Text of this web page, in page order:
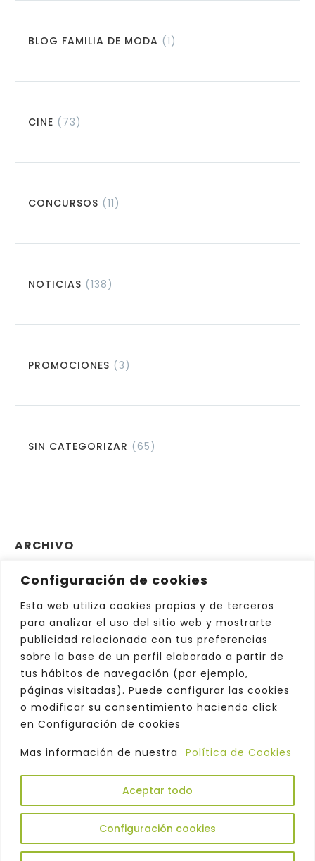
Configuración de cookies
Esta web utiliza cookies propias y de terceros
para analizar el uso del sitio web y mostrarte
publicidad relacionada con tus preferencias
sobre la base de un perfil elaborado a partir de
tus hábitos de navegación (por ejemplo,
páginas visitadas). Puede configurar las cookies
o modificar su consentimiento haciendo click
en Configuración de cookies
Mas información de nuestra
Política de Cookies
Configuración cookies
Aceptar todo
BLOG FAMILIA DE MODA (1)
CINE (73)
CONCURSOS (11)
NOTICIAS (138)
PROMOCIONES (3)
SIN CATEGORIZAR (65)
ARCHIVO
Archivo
Elegir el mes
Copyright © 2026. Odeón |Política de
Aviso Legal Comercialización
Atención al Cliente|Política de Cookies|
Política de Protección de Datos